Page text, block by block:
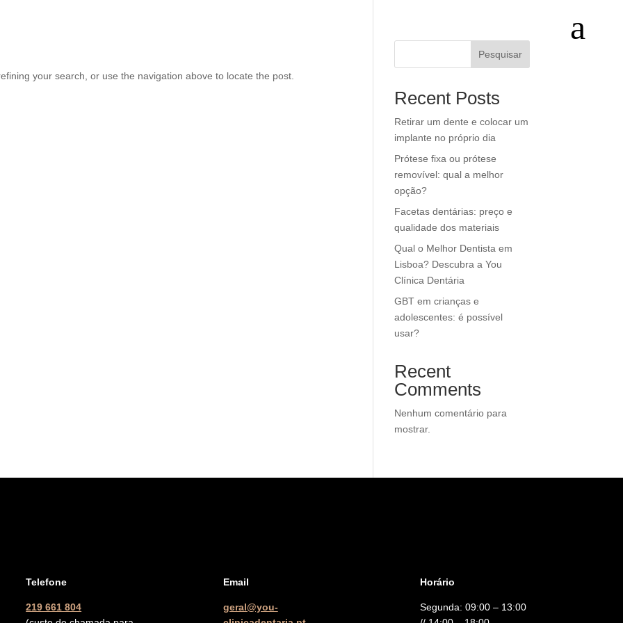
a
your search, or use the navigation above to locate the post.
Pesquisar
Recent Posts
Retirar um dente e colocar um
implante no próprio dia
Prótese fixa ou prótese
removível: qual a melhor
opção?
Facetas dentárias: preço e
qualidade dos materiais
Qual o Melhor Dentista em
Lisboa? Descubra a You
Clínica Dentária
GBT em crianças e
adolescentes: é possível
usar?
Recent
Comments
Nenhum comentário para
mostrar.
Telefone
219 661 804
Email
geral@you-
Horário
Segunda: 09:00 – 13:00